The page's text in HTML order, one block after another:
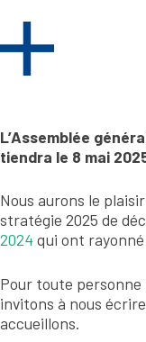
L’Assemblée
tiendra le 8 mai
Nous aurons le
stratégie 2025 de
2024qui ont
Pour toute
invitons à nous
accueillons.